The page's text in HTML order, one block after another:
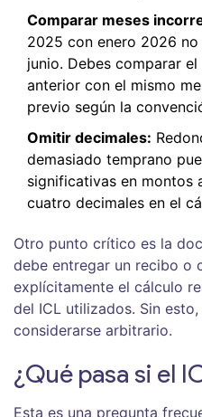
Comparar meses
2025 con enero 2026
junio. Debes comparar
anterior con el mismo
previo según la
Omitir decimales:
demasiado temprano
significativas en montos
cuatro decimales en el
Otro punto crítico es la
debe entregar un recibo o
explícitamente el cálculo
del ICL utilizados. Sin
considerarse arbitrario.
¿Qué pasa si el
Esta es una pregunta